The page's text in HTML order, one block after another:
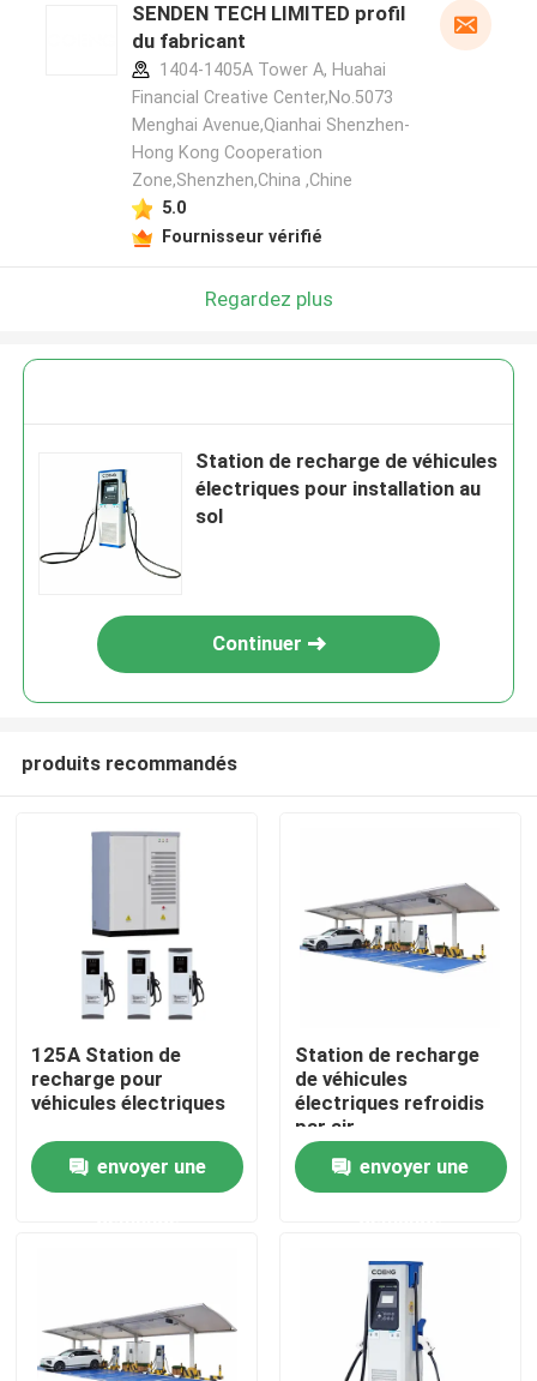
À la maison
Produits
Vidéos
Visite de l'usine
SENDEN TECH LIMITED profil
du fabricant
1404-1405A Tower A, Huahai
Financial Creative Center,No.5073
Menghai Avenue,Qianhai Shenzhen-
Hong Kong Cooperation
Zone,Shenzhen,China ,Chine
5.0
Fournisseur vérifié
Regardez plus
Station de recharge de véhicules
électriques pour installation au
sol
Continuer
produits recommandés
125A Station de
recharge pour
véhicules électriques
envoyer une
Station de recharge
de véhicules
électriques refroidis
par air
envoyer une